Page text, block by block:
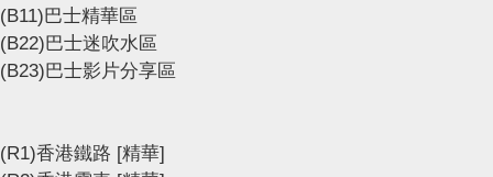
(B11)巴士精華區
(B22)巴士迷吹水區
(B23)巴士影片分享區
(R1)香港鐵路 [精華]